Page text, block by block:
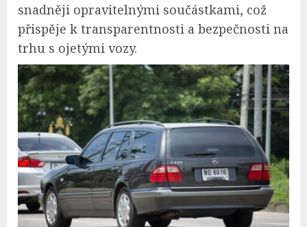
snadněji opravitelnými součástkami, což
přispěje k transparentnosti a bezpečnosti na
trhu s ojetými vozy.